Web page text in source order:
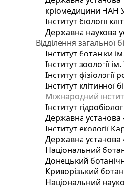
кріомедицини НАН
Інститут біології
Державна наукова
Відділення загальної
Інститут ботаніки
Інститут зоології
Інститут фізіології
Інститут клітинної
Міжнародний
Інститут
Державна установа
Інститут екології
Державна установа
Національний
Донецький
Криворізький
Національний